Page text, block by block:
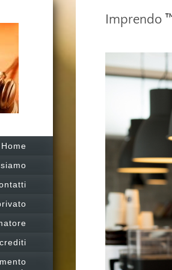
Home
Imprendo